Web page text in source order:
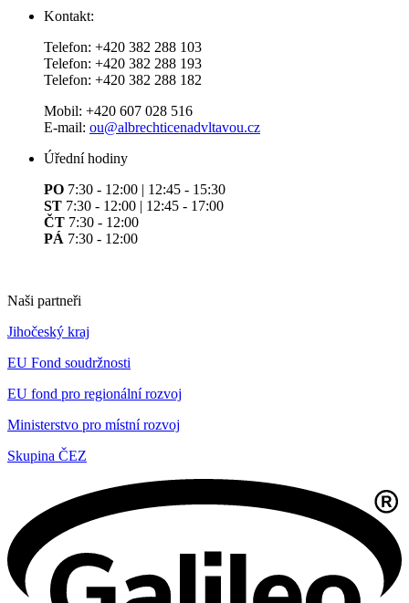
Kontakt:
Telefon: +420 382 288 103
Telefon: +420 382 288 193
Telefon: +420 382 288 182
Mobil: +420 607 028 516
E-mail: ou@albrechticenadvltavou.cz
Úřední hodiny
PO 7:30 - 12:00 | 12:45 - 15:30
ST 7:30 - 12:00 | 12:45 - 17:00
ČT 7:30 - 12:00
PÁ 7:30 - 12:00
Naši partneři
Jihočeský kraj
EU Fond soudržnosti
EU fond pro regionální rozvoj
Ministerstvo pro místní rozvoj
Skupina ČEZ